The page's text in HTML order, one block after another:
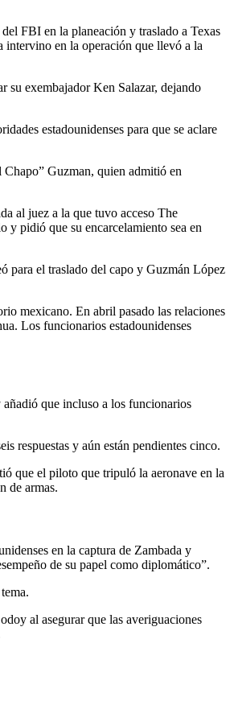
FBI en la planeación y traslado a Texas
intervino en la operación que llevó a la
su exembajador Ken Salazar, dejando
estadounidenses para que se aclare
Guzman, quien admitió en
al juez a la que tuvo acceso The
y pidió que su encarcelamiento sea en
para el traslado del capo y Guzmán López
mexicano. En abril pasado las relaciones
Los funcionarios estadounidenses
añadió que incluso a los funcionarios
respuestas y aún están pendientes cinco.
que el piloto que tripuló la aeronave en la
de armas.
en la captura de Zambada y
de su papel como diplomático”.
al asegurar que las averiguaciones